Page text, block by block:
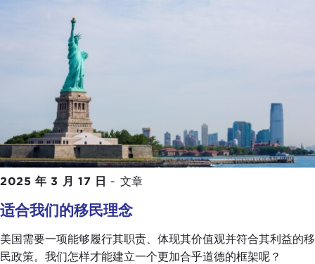
2025 年 3 月 17 日 - 文章
适合我们的移民理念
美国需要一项能够履行其职责、体现其价值观并符合其利益的移
民政策。我们怎样才能建立一个更加合乎道德的框架呢？